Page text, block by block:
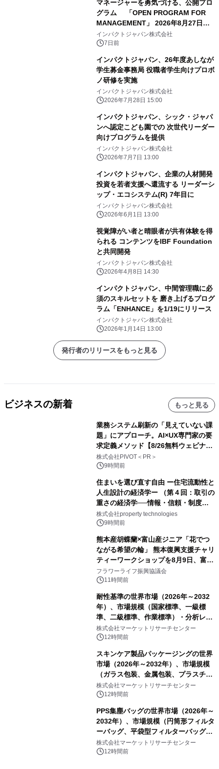
マネージャーを勇気づける、公開プロ
グラム 「OPEN PROGRAM FOR
MANAGEMENT」 2026年8月27日よ
り開講
インパクトジャパン株式会社
7日前
インパクトジャパン、26年度あしなが
学生募金事務局 役職者学生向けプロボ
ノ研修を実施
インパクトジャパン株式会社
2026年7月28日 15:00
インパクトジャパン、シック・ジャパ
ンへ認定こども園での 次世代リーダー
向けプログラムを提供
インパクトジャパン株式会社
2026年7月7日 13:00
インパクトジャパン、企業の人材開発
投資を若者支援へ還流する リーダーシ
ップ・エコシステム(R) 7年目に
インパクトジャパン株式会社
2026年6月1日 13:00
視覚障がい者と晴眼者が共有体験を得
られる コンテンツをIBF Foundation
と共同開発
インパクトジャパン株式会社
2026年4月8日 14:30
インパクトジャパン、中間管理職に必
須のスキルセットを 磨き上げるプログ
ラム「ENHANCE」を1/19にリリース
インパクトジャパン株式会社
2026年1月14日 13:00
発行者のリリースをもっと見る
ビジネスの新着 もっと見る
業務システム刷新の「見えていない課
題」にアプローチ。AI×UX専門家の要
求定義メソッド【8/26無料ウェビナ
ー】株式会社PIVOT
株式会社PIVOT＜PR＞
9時間前
住まいを選び直す自由 ー住宅流動性と
人生設計の経済学ー （第４回：取引の
重さの経済学──情報・信頼・制度を
PropTechはどう組み替えるか）｜
PropTech-Lab
株式会社property technologies
9時間前
熊本産胡蝶蘭×富山産ジニア「花でつ
ながる希望の輪」 熊本復興支援チャリ
ティーワークショップを8月9日、富
山・射水で開催
フラワーライフ振興協議会
11時間前
耐性基準の世界市場（2026年～2032
年）、市場規模（国家標準、一級標
準、二級標準、作業標準）・分析レポ
ートを発表
株式会社マーケットリサーチセンター
12時間前
スキンケア製品パッケージングの世界
市場（2026年～2032年）、市場規模
（ガラス包装、金属包装、プラスチッ
ク包装、その他）・分析レポートを発
表
株式会社マーケットリサーチセンター
12時間前
PPS集塵バッグの世界市場（2026年～
2032年）、市場規模（円筒形フィルタ
ーバッグ、平袋型フィルターバッグ、
プリーツフィルターバッグ、その
他）・分析レポートを発表
株式会社マーケットリサーチセンター
12時間前